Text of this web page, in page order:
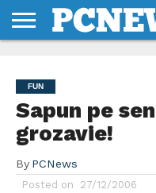
NOI
SI
CONDITII
FUN
Sapun pe
grozavie!
By PCNews
Posted on 27/12/2006